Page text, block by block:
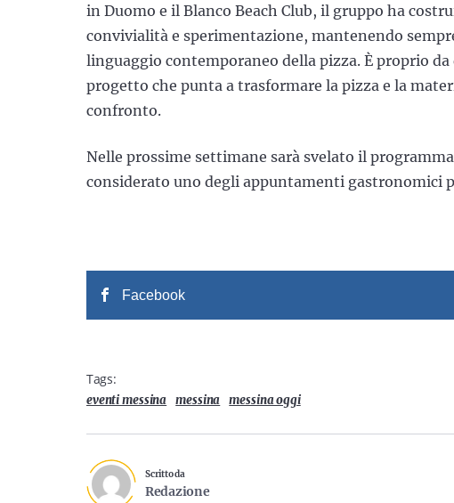
in Duomo e il Blanco Beach Club, il gruppo ha
convivialità e sperimentazione, mantenendo
linguaggio contemporaneo della pizza. È proprio da
progetto che punta a trasformare la pizza e la
confronto.
Nelle prossime settimane sarà svelato il
considerato uno degli appuntamenti gastronomici
Facebook
Tags:
eventi messina messina messina oggi
Scritto da
Redazione